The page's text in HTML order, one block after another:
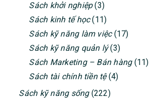
Sách khởi nghiệp(3)
Sách kinh tế học(11)
Sách kỹ năng làm việc(17)
Sách kỹ năng quản lý(3)
Sách Marketing – Bán hàng(11)
Sách tài chính tiền tệ(4)
Sách kỹ năng sống(222)